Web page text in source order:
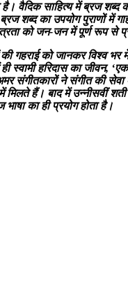
वैदिक साहित्य में ब्रज
शब्द का उपयोग पुराणों
को जन-जन में पूर्ण
को जानकर विश्व
स्वामी हरिदास का
ने संगीत की सेवा
मिलते हैं। बाद में
का ही प्रयोग होता है।